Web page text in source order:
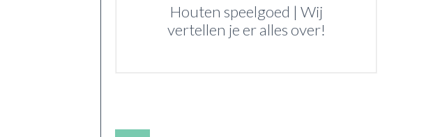
Houten speelgoed | Wij
vertellen je er alles over!